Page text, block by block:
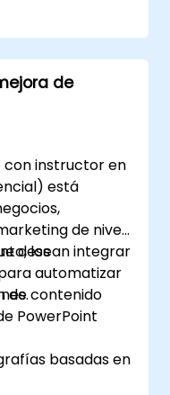
de
la creación de
de
información
limpias y
con
estructuradas
de
con instructor en
está
de nivel
desean integrar
automatizar
los
de contenido
PowerPoint
basadas en